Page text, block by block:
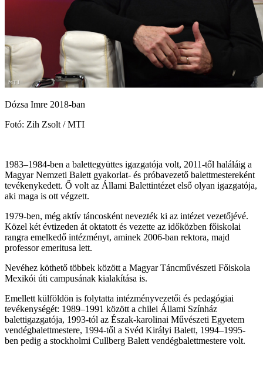
Dózsa Imre 2018-ban
Fotó: Zih Zsolt / MTI
1983–1984-ben a balettegyüttes igazgatója volt, 2011-től haláláig a
Magyar Nemzeti Balett gyakorlat- és próbavezető balettmestereként
tevékenykedett. Ő volt az Állami Balettintézet első olyan igazgatója,
aki maga is ott végzett.
1979-ben, még aktív táncosként nevezték ki az intézet vezetőjévé.
Közel két évtizeden át oktatott és vezette az időközben főiskolai
rangra emelkedő intézményt, aminek 2006-ban rektora, majd
professor emeritusa lett.
Nevéhez köthető többek között a Magyar Táncművészeti Főiskola
Mexikói úti campusának kialakítása is.
Emellett külföldön is folytatta intézményvezetői és pedagógiai
tevékenységét: 1989–1991 között a chilei Állami Színház
balettigazgatója, 1993-tól az Észak-karolinai Művészeti Egyetem
vendégbalettmestere, 1994-től a Svéd Királyi Balett, 1994–1995-
ben pedig a stockholmi Cullberg Balett vendégbalettmestere volt.